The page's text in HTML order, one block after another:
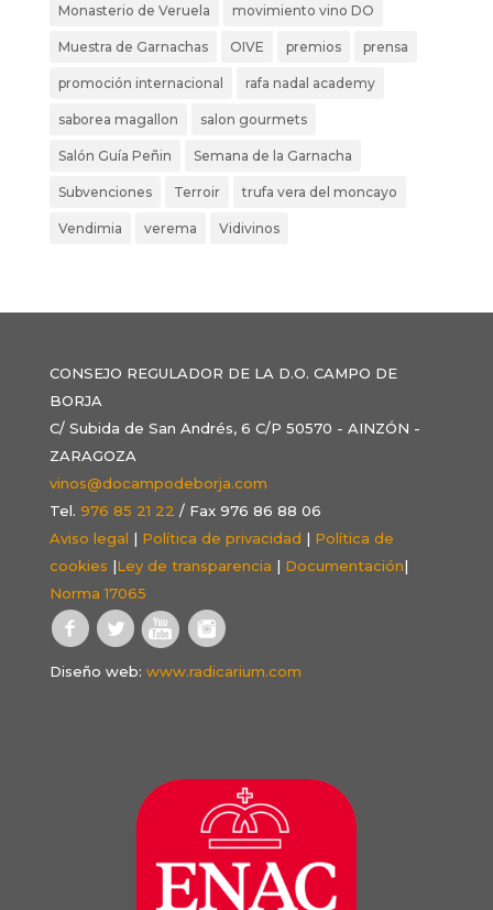
Monasterio de Veruela movimiento vino DO
Muestra de Garnachas OIVE premios prensa
promoción internacional rafa nadal academy
saborea magallon salon gourmets
Salón Guía Peñin Semana de la Garnacha
Subvenciones Terroir trufa vera del moncayo
Vendimia verema Vidivinos
CONSEJO REGULADOR DE LA D.O. CAMPO DE
BORJA
C/ Subida de San Andrés, 6 C/P 50570 - AINZÓN -
ZARAGOZA
vinos@docampodeborja.com
Tel. 976 85 21 22 / Fax 976 86 88 06
Aviso legal | Política de privacidad | Política de
cookies |Ley de transparencia | Documentación|
Norma 17065
Diseño web: www.radicarium.com